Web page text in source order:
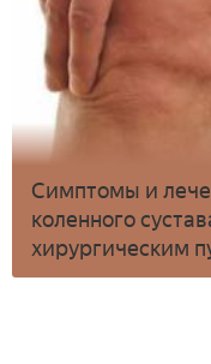
Симптомы и
коленного
хирургическим